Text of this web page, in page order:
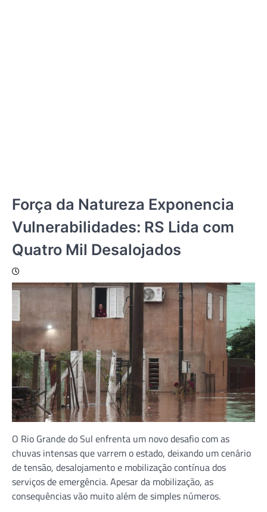
Força da Natureza Exponencia
Vulnerabilidades: RS Lida com
Quatro Mil Desalojados
O Rio Grande do Sul enfrenta um novo desafio com as
chuvas intensas que varrem o estado, deixando um cenário
de tensão, desalojamento e mobilização contínua dos
serviços de emergência. Apesar da mobilização, as
consequências vão muito além de simples números.